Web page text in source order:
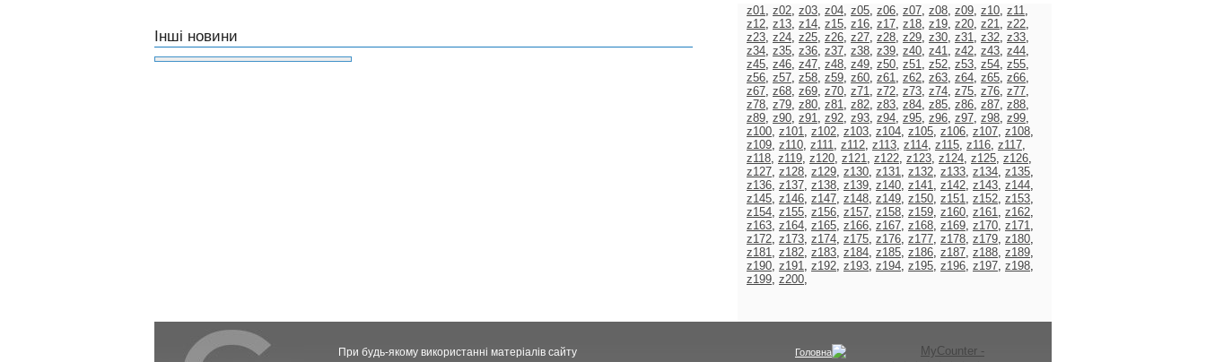
Інші новини
z01, z02, z03, z04, z05, z06, z07, z08, z09, z10, z11,
z12, z13, z14, z15, z16, z17, z18, z19, z20, z21, z22,
z23, z24, z25, z26, z27, z28, z29, z30, z31, z32, z33,
z34, z35, z36, z37, z38, z39, z40, z41, z42, z43, z44,
z45, z46, z47, z48, z49, z50, z51, z52, z53, z54, z55,
z56, z57, z58, z59, z60, z61, z62, z63, z64, z65, z66,
z67, z68, z69, z70, z71, z72, z73, z74, z75, z76, z77,
z78, z79, z80, z81, z82, z83, z84, z85, z86, z87, z88,
z89, z90, z91, z92, z93, z94, z95, z96, z97, z98, z99,
z100, z101, z102, z103, z104, z105, z106, z107, z108,
z109, z110, z111, z112, z113, z114, z115, z116, z117,
z118, z119, z120, z121, z122, z123, z124, z125, z126,
z127, z128, z129, z130, z131, z132, z133, z134, z135,
z136, z137, z138, z139, z140, z141, z142, z143, z144,
z145, z146, z147, z148, z149, z150, z151, z152, z153,
z154, z155, z156, z157, z158, z159, z160, z161, z162,
z163, z164, z165, z166, z167, z168, z169, z170, z171,
z172, z173, z174, z175, z176, z177, z178, z179, z180,
z181, z182, z183, z184, z185, z186, z187, z188, z189,
z190, z191, z192, z193, z194, z195, z196, z197, z198,
z199, z200,
При будь-якому використанні матеріалів сайту Головна